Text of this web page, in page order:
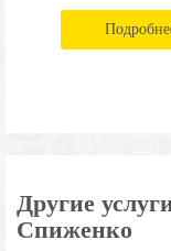
Другие
Спиженко